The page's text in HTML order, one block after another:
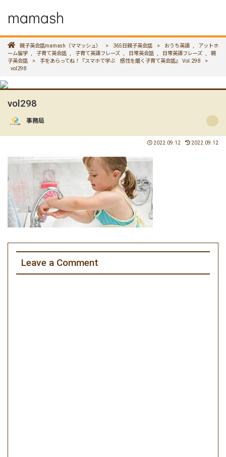
mamash
親子英会話mamash（ママッシュ） > 365日親子英会話 > おうち英語 ,
アットホ
ーム留学 , 子育て英会話 , 子育て英語フレーズ , 日常英会話 , 日常英語フレーズ ,
親
子英会話
> 手をあらってね！『スマホで学ぶ 感性を磨く子育て英会話』 Vol.298
>
vol298
vol298
事務局
2022.09.12 2022.09.12
Leave a Comment